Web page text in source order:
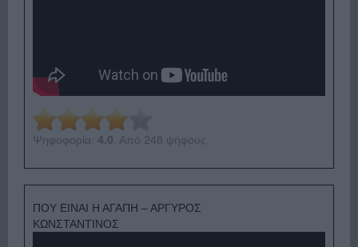
Ψηφοφορία: 4.0 . Από 248 ψήφους.
ΠΟΥ ΕΙΝΑΙ Η ΑΓΑΠΗ – ΑΡΓΥΡΟΣ
ΚΩΝΣΤΑΝΤΙΝΟΣ